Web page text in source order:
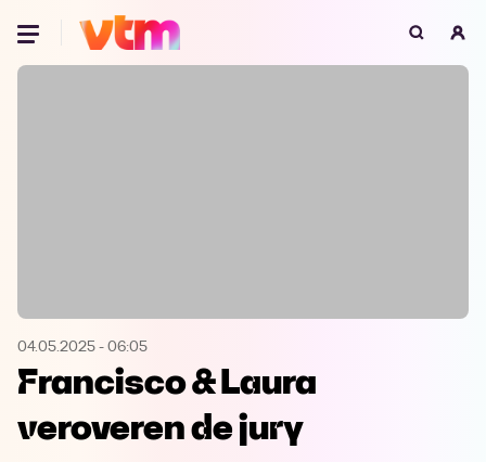
Oeps, browser niet ondersteund
Microsoft Edge
Opera
04.05.2025 - 06:05
Francisco & Laura
veroveren de jury